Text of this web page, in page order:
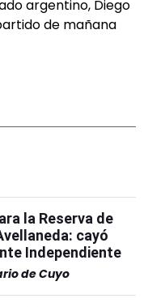
argentino, Diego
de mañana
la Reserva de
cayó
Independiente
de Cuyo